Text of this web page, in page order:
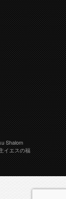
Shalom
イエスの福